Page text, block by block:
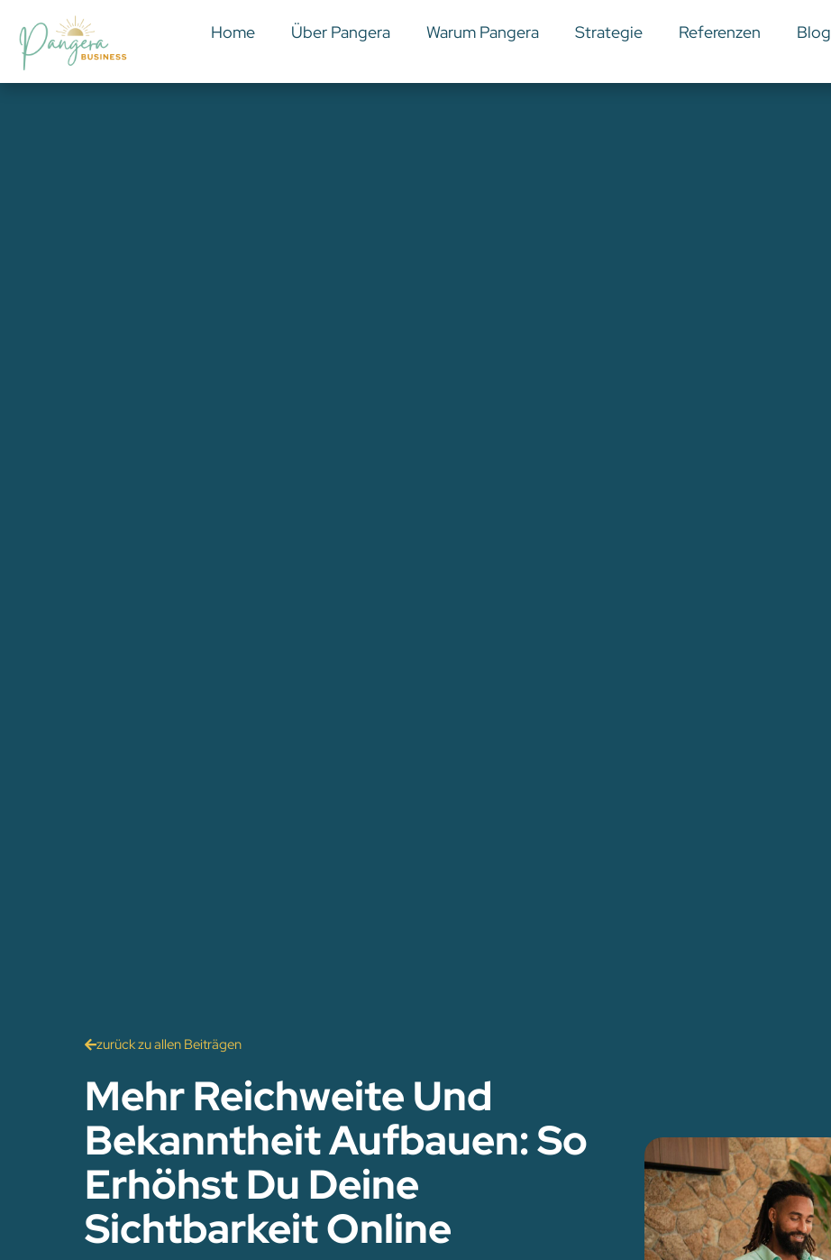
Home Über Pangera Warum Pangera Strategie Referenzen Blog
zurück zu allen Beiträgen
Mehr Reichweite Und
Bekanntheit Aufbauen: So
Erhöhst Du Deine
Sichtbarkeit Online